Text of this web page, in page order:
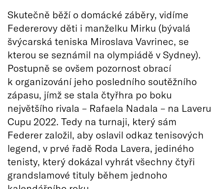
Skutečně běží o domácké záběry, vidíme
Federerovy děti i manželku Mirku (bývalá
švýcarská teniska Miroslava Vavrinec, se
kterou se seznámil na olympiádě v Sydney).
Postupně se ovšem pozornost obrací
k organizování jeho posledního soutěžního
zápasu, jímž se stala čtyřhra po boku
největšího rivala – Rafaela Nadala – na Laveru
Cupu 2022. Tedy na turnaji, který sám
Federer založil, aby oslavil odkaz tenisových
legend, v prvé řadě Roda Lavera, jediného
tenisty, který dokázal vyhrát všechny čtyři
grandslamové tituly během jednoho